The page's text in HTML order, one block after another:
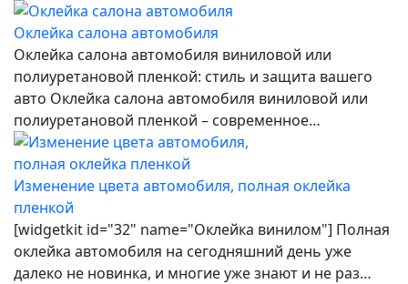
Оклейка салона автомобиля
Оклейка салона автомобиля виниловой или
полиуретановой пленкой: стиль и защита вашего
авто Оклейка салона автомобиля виниловой или
полиуретановой пленкой – современное…
Изменение цвета автомобиля, полная оклейка
пленкой
[widgetkit id="32" name="Оклейка винилом"] Полная
оклейка автомобиля на сегодняшний день уже
далеко не новинка, и многие уже знают и не раз…